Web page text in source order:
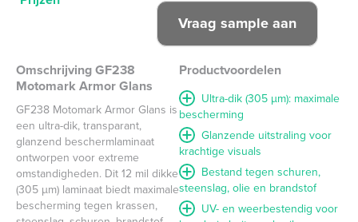
Omschrijving GF238
Motomark Armor Glans
GF238 Motomark Armor Glans is
een ultra-dik, transparant,
glanzend beschermlaminaat
ontworpen voor extreme
omstandigheden. Dit 12 mil dikke
(305 µm) laminaat biedt maximale
bescherming tegen krassen,
Productvoordelen
Ultra-dik (305 µm): maximale
bescherming
Glanzende uitstraling voor
krachtige visuals
Bestand tegen schuren,
steenslag, olie en brandstof
UV- en weerbestendig voor